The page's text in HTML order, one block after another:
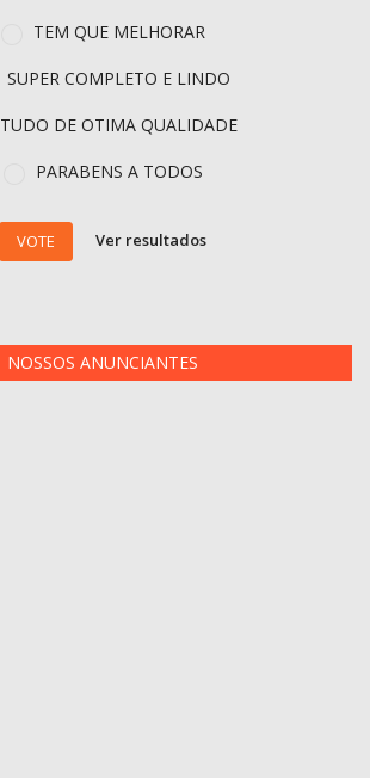
TEM QUE MELHORAR
SUPER COMPLETO E LINDO
TUDO DE OTIMA QUALIDADE
PARABENS A TODOS
VOTE Ver resultados
NOSSOS ANUNCIANTES